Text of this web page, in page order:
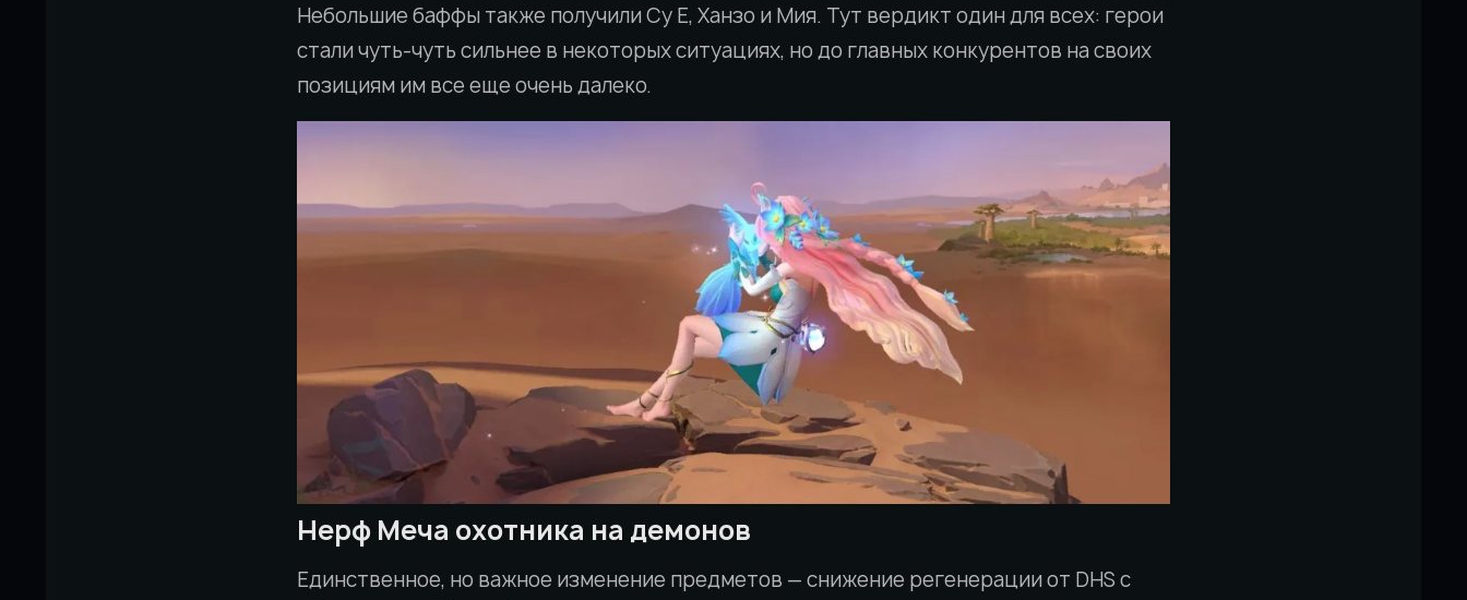
Небольшие баффы также получили Су Е, Ханзо и Мия. Тут вердикт один для всех: герои
стали чуть-чуть сильнее в некоторых ситуациях, но до главных конкурентов на своих
позициям им все еще очень далеко.
Нерф Меча охотника на демонов
Единственное, но важное изменение предметов — снижение регенерации от DHS с